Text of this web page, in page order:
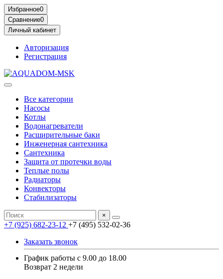
Избранное0
Сравнение0
Личный кабинет
Авторизация
Регистрация
Все категории
Насосы
Котлы
Водонагреватели
Расширительные баки
Инженерная сантехника
Сантехника
Защита от протечки воды
Теплые полы
Радиаторы
Конвекторы
Стабилизаторы
×
+7 (925) 682-23-12 +7 (495) 532-02-36
Заказать звонок
График работы с 9.00 до 18.00
Возврат 2 недели